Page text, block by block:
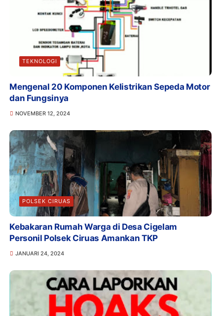
TEKNOLOGI
Mengenal 20 Komponen Kelistrikan Sepeda Motor
dan Fungsinya
NOVEMBER 12, 2024
POLSEK CIRUAS
Kebakaran Rumah Warga di Desa Cigelam
Personil Polsek Ciruas Amankan TKP
JANUARI 24, 2024